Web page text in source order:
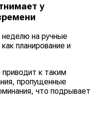
у
на ручные
планирование и
приводит к таким
пропущенные
что подрывает